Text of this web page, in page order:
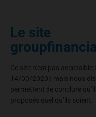
Le site
Ce site n’est pas
14/03/2020 ) mais nous
permettent de conclure
proposés quel qu’ils soient.